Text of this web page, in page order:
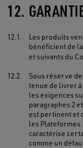
12.
12.1.
Les produits
bénéficient de
et suivants du
12.2.
Sous réserve
tenue de livrer
les exigences
paragraphes 2
est pertinent et
les Plateformes.
caractérise
comme un